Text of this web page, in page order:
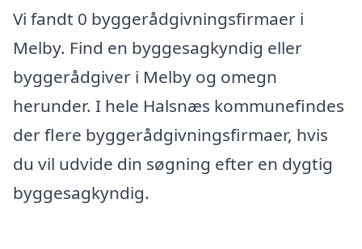
Vi fandt 0 byggerådgivningsfirmaer i
Melby. Find en byggesagkyndig eller
byggerådgiver i Melby og omegn
herunder. I hele Halsnæs kommunefindes
der flere byggerådgivningsfirmaer, hvis
du vil udvide din søgning efter en dygtig
byggesagkyndig.